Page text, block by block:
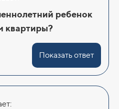
ребенок
квартиры?
Показать ответ